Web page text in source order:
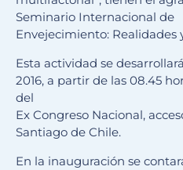
Seminario Internacional de
Envejecimiento: Realidades
Esta actividad se
2016, a partir de las 08.45
del
Ex Congreso Nacional,
Santiago de Chile.
En la inauguración se